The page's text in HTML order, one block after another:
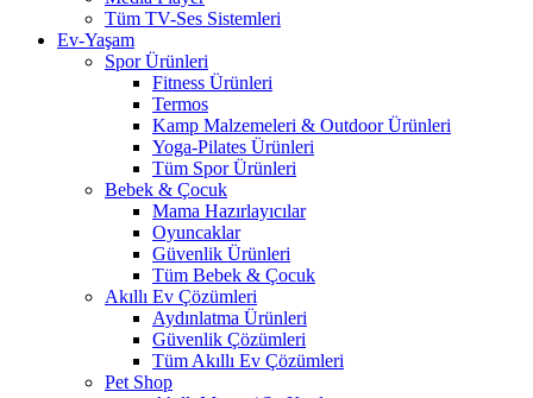
Tüm TV-Ses Sistemleri
Ev-Yaşam
Spor Ürünleri
Fitness Ürünleri
Termos
Kamp Malzemeleri & Outdoor Ürünleri
Yoga-Pilates Ürünleri
Tüm Spor Ürünleri
Bebek & Çocuk
Mama Hazırlayıcılar
Oyuncaklar
Güvenlik Ürünleri
Tüm Bebek & Çocuk
Akıllı Ev Çözümleri
Aydınlatma Ürünleri
Güvenlik Çözümleri
Tüm Akıllı Ev Çözümleri
Pet Shop